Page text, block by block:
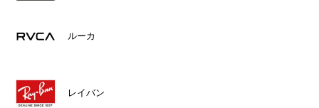
ルーカ
レイバン